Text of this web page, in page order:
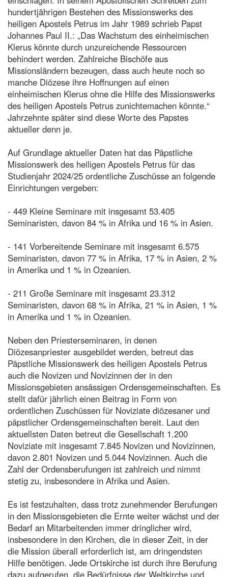
hundertjährigen Bestehen des Missionswerks des
heiligen Apostels Petrus im Jahr 1989 schrieb Papst
Johannes Paul II.: „Das Wachstum des einheimischen
Klerus könnte durch unzureichende Ressourcen
behindert werden. Zahlreiche Bischöfe aus
Missionsländern bezeugen, dass auch heute noch so
manche Diözese ihre Hoffnungen auf einen
einheimischen Klerus ohne die Hilfe des Missionswerks
des heiligen Apostels Petrus zunichtemachen könnte.“
Jahrzehnte später sind diese Worte des Papstes
aktueller denn je.
Auf Grundlage aktueller Daten hat das Päpstliche
Missionswerk des heiligen Apostels Petrus für das
Studienjahr 2024/25 ordentliche Zuschüsse an folgende
Einrichtungen vergeben:
- 449 Kleine Seminare mit insgesamt 53.405
Seminaristen, davon 84 % in Afrika und 16 % in Asien.
- 141 Vorbereitende Seminare mit insgesamt 6.575
Seminaristen, davon 77 % in Afrika, 17 % in Asien, 2 %
in Amerika und 1 % in Ozeanien.
- 211 Große Seminare mit insgesamt 23.312
Seminaristen, davon 68 % in Afrika, 21 % in Asien, 1 %
in Amerika und 1 % in Ozeanien.
Neben den Priesterseminaren, in denen
Diözesanpriester ausgebildet werden, betreut das
Päpstliche Missionswerk des heiligen Apostels Petrus
auch die Novizen und Novizinnen der in den
Missionsgebieten ansässigen Ordensgemeinschaften. Es
stellt dafür jährlich einen Beitrag in Form von
ordentlichen Zuschüssen für Noviziate diözesaner und
päpstlicher Ordensgemeinschaften bereit. Laut den
aktuellsten Daten betreut die Gesellschaft 1.200
Noviziate mit insgesamt 7.845 Novizen und Novizinnen,
davon 2.801 Novizen und 5.044 Novizinnen. Auch die
Zahl der Ordensberufungen ist zahlreich und nimmt
stetig zu, insbesondere in Afrika und Asien.
Es ist festzuhalten, dass trotz zunehmender Berufungen
in den Missionsgebieten die Ernte weiter wächst und der
Bedarf an Mitarbeitenden immer dringlicher wird,
insbesondere in den Kirchen, die in dieser Zeit, in der
die Mission überall erforderlich ist, am dringendsten
Hilfe benötigen. Jede Ortskirche ist durch ihre Berufung
dazu aufgerufen, die Bedürfnisse der Weltkirche und